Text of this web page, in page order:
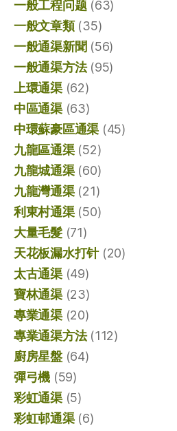
一般工程问题(63)
一般文章類(35)
一般通渠新聞 (56)
一般通渠方法(95)
上環通渠(62)
中區通渠(63)
中環蘇豪區通渠 (45)
九龍區通渠(52)
九龍城通渠(60)
九龍灣通渠(21)
利東村通渠(50)
大量毛髮(71)
天花板漏水打针(20)
太古通渠(49)
寶林通渠(23)
專業通渠(20)
專業通渠方法(112)
廚房星盤(64)
彈弓機 (59)
彩虹通渠(5)
彩虹邨通渠(6)